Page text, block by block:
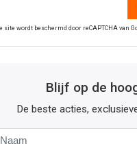
site wordt beschermd door reCAPTCHA van
Blijf op de
De beste acties,